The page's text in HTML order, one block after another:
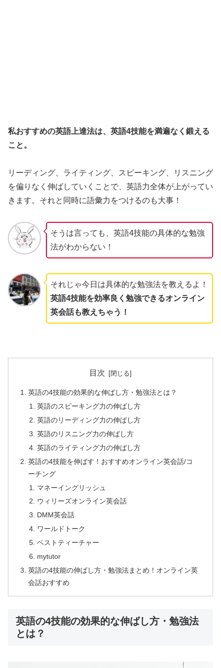
私おすすめの英語上達法は、英語4技能を満遍なく鍛える
こと。
リーディング、ライティング、スピーキング、リスニング
を偏りなく伸ばしていくことで、英語力全体が上がってい
きます。それと同時に語彙力をつけるのも大事！
そうは言っても、英語4技能の具体的な勉強
法がわからない！
それじゃ今日は具体的な勉強法を教えるよ！
英語4技能を効率良く勉強できるオンライン
英会話も教えちゃう！
目次
英語の4技能の効果的な伸ばし方・勉強法とは？
英語のスピーキング力の伸ばし方
英語のリーディング力の伸ばし方
英語のリスニング力の伸ばし方
英語のライティング力の伸ばし方
英語の4技能を伸ばす！おすすめオンライン英会話/コ
ーチング
マネーイングリッシュ
ウィリーズオンライン英会話
DMM英会話
ワールドトーク
ベストティーチャー
mytutor
英語の4技能の伸ばし方・勉強法まとめ！オンライン英
会話おすすめ
英語の4技能の効果的な伸ばし方・勉強法
とは？